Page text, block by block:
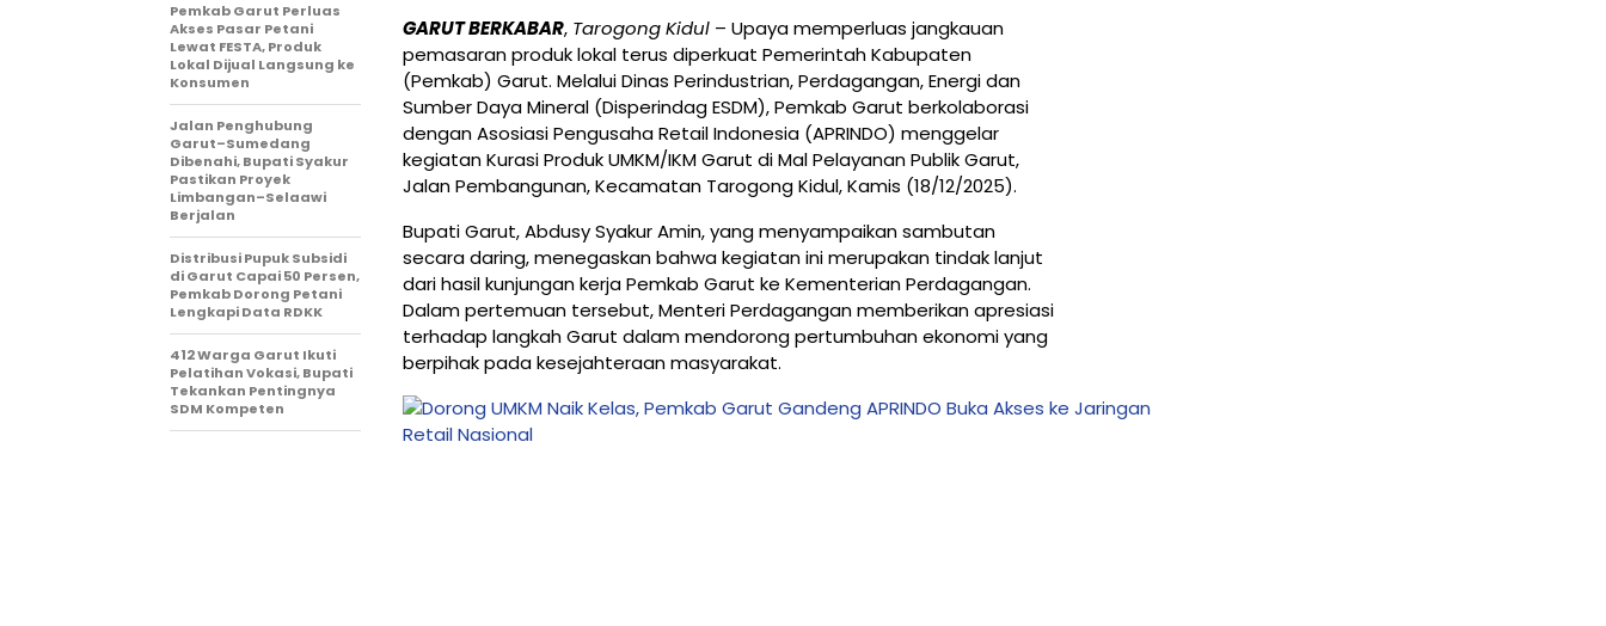
GARUT BERKABAR, Tarogong Kidul – Upaya memperluas jangkauan
pemasaran produk lokal terus diperkuat Pemerintah Kabupaten
(Pemkab) Garut. Melalui Dinas Perindustrian, Perdagangan, Energi dan
Sumber Daya Mineral (Disperindag ESDM), Pemkab Garut berkolaborasi
dengan Asosiasi Pengusaha Retail Indonesia (APRINDO) menggelar
kegiatan Kurasi Produk UMKM/IKM Garut di Mal Pelayanan Publik Garut,
Jalan Pembangunan, Kecamatan Tarogong Kidul, Kamis (18/12/2025).
Bupati Garut, Abdusy Syakur Amin, yang menyampaikan sambutan
secara daring, menegaskan bahwa kegiatan ini merupakan tindak lanjut
dari hasil kunjungan kerja Pemkab Garut ke Kementerian Perdagangan.
Dalam pertemuan tersebut, Menteri Perdagangan memberikan apresiasi
terhadap langkah Garut dalam mendorong pertumbuhan ekonomi yang
berpihak pada kesejahteraan masyarakat.
Pemkab Garut Perluas
Akses Pasar Petani
Lewat FESTA, Produk
Lokal Dijual Langsung ke
Konsumen
Jalan Penghubung
Garut–Sumedang
Dibenahi, Bupati Syakur
Pastikan Proyek
Limbangan–Selaawi
Berjalan
Distribusi Pupuk Subsidi
di Garut Capai 50 Persen,
Pemkab Dorong Petani
Lengkapi Data RDKK
412 Warga Garut Ikuti
Pelatihan Vokasi, Bupati
Tekankan Pentingnya
SDM Kompeten